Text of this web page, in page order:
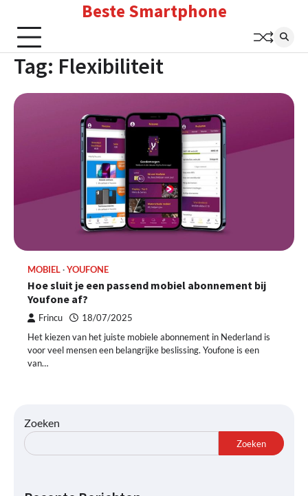
content
Beste Smartphone
Tag: Flexibiliteit
MOBIEL YOUFONE
Hoe sluit je een passend mobiel abonnement bij
Youfone af?
Frincu 18/07/2025
Het kiezen van het juiste mobiele abonnement in Nederland is
voor veel mensen een belangrijke beslissing. Youfone is een
van…
Zoeken
Zoeken